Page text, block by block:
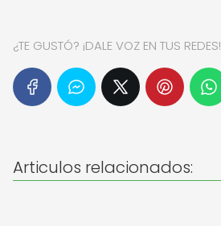
¿TE GUSTÓ? ¡DALE VOZ EN TUS REDES!
Articulos relacionados: